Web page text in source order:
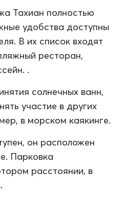
Тахиан полностью
удобства доступны
В их список входят
ресторан,
.
солнечных ванн,
участие в других
в морском каякинге.
он расположен
Парковка
расстоянии, в